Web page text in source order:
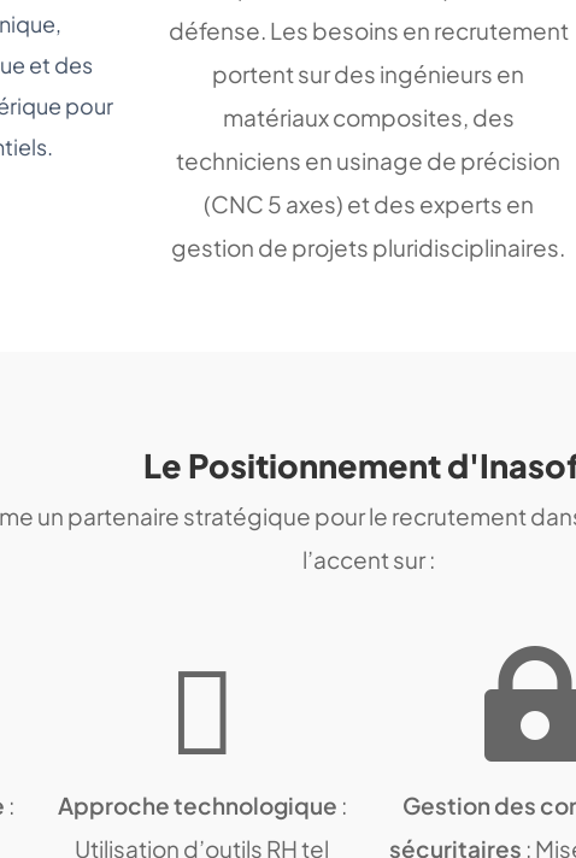
et des
pour
défense. Les besoins en recrutement
portent sur des ingénieurs en
matériaux composites, des
techniciens en usinage de précision
(CNC 5 axes) et des experts en
gestion de projets pluridisciplinaires.
Le Positionnement
un partenaire stratégique pour le recrutement
l’accent sur :
:

Approche technologique :
Utilisation d’outils RH tel
Gestion des
sécuritaires :